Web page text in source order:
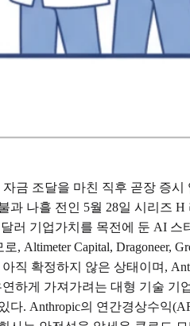
금 조달을 마친 직후 곧장 증
나흘 전인 5월 28일 시리즈
러 기업가치를 목전에 둔 AI
Capital, Dragoneer,
직 확정하지 않은 상태이며,
하게 가져가려는 대형 기술 기
. Anthropic의 연간경상수익